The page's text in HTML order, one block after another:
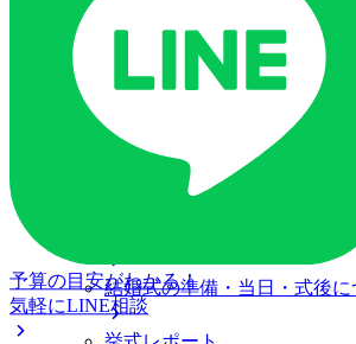
ご予約・お問い合わせ
ブライダルフェア
ブライダルフェア一覧
ブライダルフェアの基礎知識
アニヴェルセル 表参道につ
結婚式の準備・当日・式後に
予算の目安がわかる！
気軽にLINE相談